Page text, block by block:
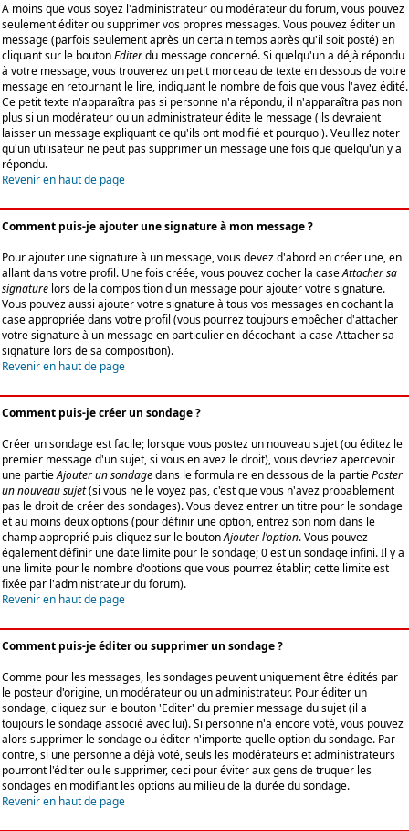
A moins que vous soyez l'administrateur ou modérateur du forum, vous pouvez
seulement éditer ou supprimer vos propres messages. Vous pouvez éditer un
message (parfois seulement après un certain temps après qu'il soit posté) en
cliquant sur le boutonEditerdu message concerné. Si quelqu'un a déjà répondu
à votre message, vous trouverez un petit morceau de texte en dessous de votre
message en retournant le lire, indiquant le nombre de fois que vous l'avez édité.
Ce petit texte n'apparaîtra pas si personne n'a répondu, il n'apparaîtra pas non
plus si un modérateur ou un administrateur édite le message (ils devraient
laisser un message expliquant ce qu'ils ont modifié et pourquoi). Veuillez noter
qu'un utilisateur ne peut pas supprimer un message une fois que quelqu'un y a
répondu.
Revenir en haut de page
Comment puis-je ajouter une signature à mon message ?
Pour ajouter une signature à un message, vous devez d'abord en créer une, en
allant dans votre profil. Une fois créée, vous pouvez cocher la caseAttacher sa
signature lors de la composition d'un message pour ajouter votre signature.
Vous pouvez aussi ajouter votre signature à tous vos messages en cochant la
case appropriée dans votre profil (vous pourrez toujours empêcher d'attacher
votre signature à un message en particulier en décochant la case Attacher sa
signature lors de sa composition).
Revenir en haut de page
Comment puis-je créer un sondage ?
Créer un sondage est facile; lorsque vous postez un nouveau sujet (ou éditez le
premier message d'un sujet, si vous en avez le droit), vous devriez apercevoir
une partieAjouter un sondagedans le formulaire en dessous de la partiePoster
un nouveau sujet(si vous ne le voyez pas, c'est que vous n'avez probablement
pas le droit de créer des sondages). Vous devez entrer un titre pour le sondage
et au moins deux options (pour définir une option, entrez son nom dans le
champ approprié puis cliquez sur le boutonAjouter l'option. Vous pouvez
également définir une date limite pour le sondage; 0 est un sondage infini. Il y a
une limite pour le nombre d'options que vous pourrez établir; cette limite est
fixée par l'administrateur du forum).
Revenir en haut de page
Comment puis-je éditer ou supprimer un sondage ?
Comme pour les messages, les sondages peuvent uniquement être édités par
le posteur d'origine, un modérateur ou un administrateur. Pour éditer un
sondage, cliquez sur le bouton 'Editer' du premier message du sujet (il a
toujours le sondage associé avec lui). Si personne n'a encore voté, vous pouvez
alors supprimer le sondage ou éditer n'importe quelle option du sondage. Par
contre, si une personne a déjà voté, seuls les modérateurs et administrateurs
pourront l'éditer ou le supprimer, ceci pour éviter aux gens de truquer les
sondages en modifiant les options au milieu de la durée du sondage.
Revenir en haut de page